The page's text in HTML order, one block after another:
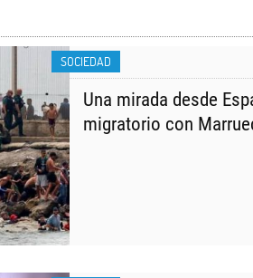
SOCIEDAD
Una mirada desde
migratorio con